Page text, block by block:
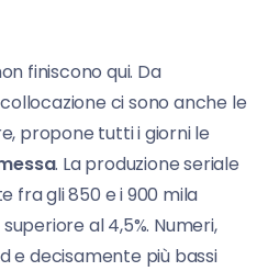
finiscono qui. Da
ci sono anche le
propone tutti i giorni le
. La produzione seriale
fra gli 850 e i 900 mila
al 4,5%. Numeri,
e decisamente più bassi